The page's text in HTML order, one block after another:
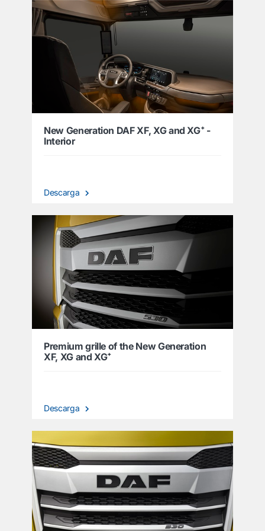
New Generation DAF XF, XG and XG⁺ -
Interior
Descarga
Premium grille of the New Generation
XF, XG and XG⁺
Descarga